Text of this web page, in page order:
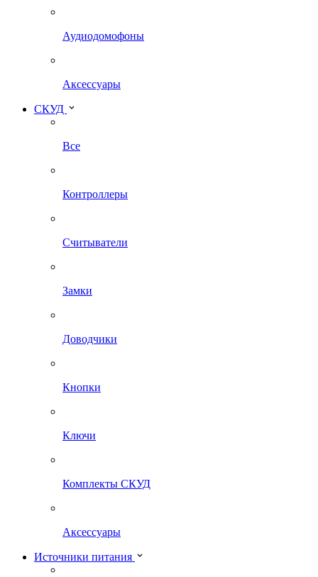
Аудиодомофоны
Аксессуары
СКУД
Все
Контроллеры
Считыватели
Замки
Доводчики
Кнопки
Ключи
Комплекты СКУД
Аксессуары
Источники питания